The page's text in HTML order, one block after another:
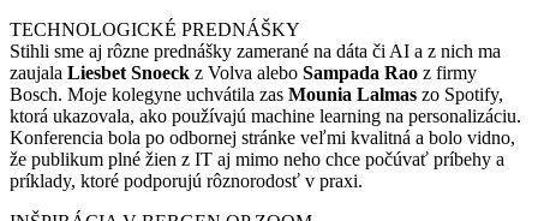
TECHNOLOGICKÉ PREDNÁŠKY
Stihli sme aj rôzne prednášky zamerané na dáta či AI a z nich ma
zaujala Liesbet Snoeck z Volva alebo Sampada Rao z firmy
Bosch. Moje kolegyne uchvátila zas Mounia Lalmas zo Spotify,
ktorá ukazovala, ako používajú machine learning na personalizáciu.
Konferencia bola po odbornej stránke veľmi kvalitná a bolo vidno,
že publikum plné žien z IT aj mimo neho chce počúvať príbehy a
príklady, ktoré podporujú rôznorodosť v praxi.